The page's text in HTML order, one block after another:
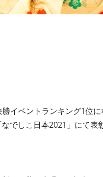
勝イベントランキング1位
でしこ日本2021」にて表